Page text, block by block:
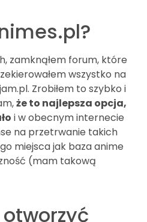
zamknąłem forum, które
wszystko na
Zrobiłem to szybko i
że to najlepsza opcja,
i w obecnym internecie
na przetrwanie takich
miejsca jak baza anime
(mam takową